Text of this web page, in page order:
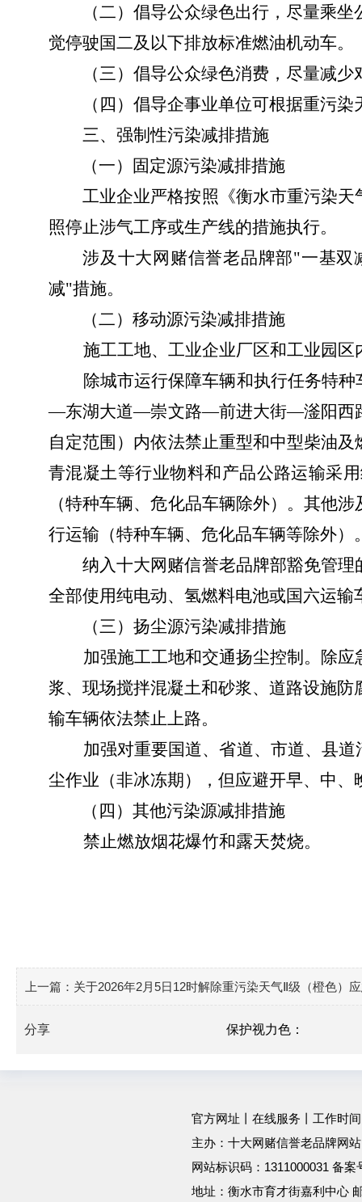
（二） 倡导公众绿色出行，尽量乘
觉停驶国二及以下排放标准燃油机动车。
（三） 倡导公众绿色消费，尽量减
（四） 倡导企事业单位可根据重污染
三、强制性污染减排措施
（一）
固定源污染减排措施
工业企业严格按照 《衡水市重污染天
照停止涉气工序或生产线的措施执行。
涉及十大网赌信誉老品牌部"一基双
减"措施。
（二） 移动源污染减排措施
施工工地、工业企业厂区和工业园
除城市运行保障车辆和执行任务特种
—东湖大道—崇文路—前进大街—滏阳西
自定范围）内依法禁止重型和中型柴油
青混凝土等行业物料和产品公路运输采
（特种车辆、危化品车辆除外）。其他
行运输（特种车辆、危化品车辆等除外）
纳入十大网赌信誉老品牌部豁免管理
全部使用纯电动、氢燃料电池或国六运
（三）扬尘源污染减排措施
加强施工工地和交通扬尘控制。除
浆、现场搅拌混凝土和砂浆、道路设施防
输车辆依法禁止上路。
加强对重要国道、省道、市道、县
尘作业（非冰冻期），但应避开早、中、
（四） 其他污染源减排措施
禁止燃放烟花爆竹和露天焚烧。
上一篇： 关于2026年2月5日12时解除重污染天气Ⅱ级（橙色）
保护视力色：
分享
官方网址 在线服务 丨工作时
主办：十大网赌信誉老品牌网
网站标识码：1311000031 备案
地址：衡水市育才街嘉利中心